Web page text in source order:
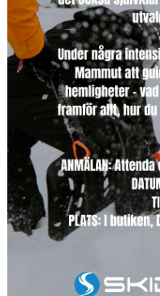
BILDGALLERI
SPONSORER & PARTNERS
KLUBBKLÄDER
MATILDA RAPAPORT